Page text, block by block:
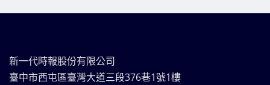
新一代時報股份有限公司
臺中市西屯區臺灣大道三段376巷1號1樓